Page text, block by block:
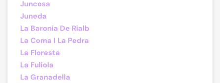
Juncosa
Juneda
La Baronia De Rialb
La Coma I La Pedra
La Floresta
La Fuliola
La Granadella